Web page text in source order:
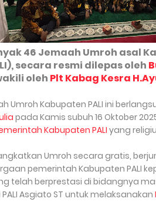
46 Jemaah Umroh asal
secara resmi dilepas oleh
oleh Plt Kabag Kesra
Umroh Kabupaten PALI ini
pada Kamis subuh 16 Oktober
Kabupaten PALIyang
Umroh secara gratis,
pemerintah Kabupaten PALI
telah berprestasi di bidangnya
Asgiato ST untuk melaksanakan